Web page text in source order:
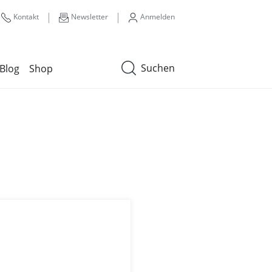
Suchen
Shop
Kontakt | Newsletter | Anmelden